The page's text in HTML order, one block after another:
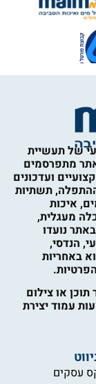
של תעשיית
מתפרסמים
ועדכונים
תשתיות
איכות
מעגלית,
נועדו
הנדסי,
באחריות
או צילום
עמוד יצירת
עסקים